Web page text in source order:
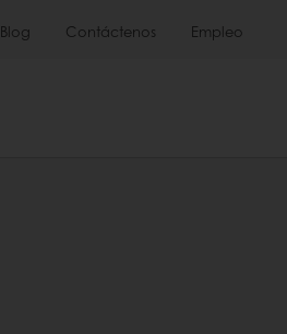
Blog Contáctenos Empleo